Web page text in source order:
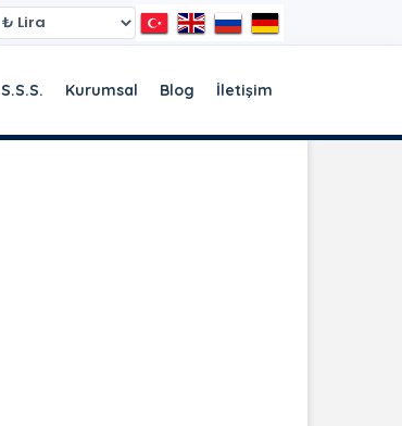
S.S.S. Kurumsal Blog İletişim